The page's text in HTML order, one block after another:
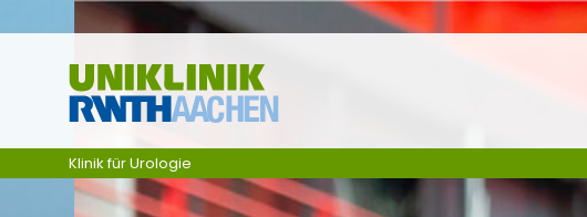
Skip navigation
Klinik für Urologie